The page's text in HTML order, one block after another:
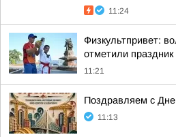
11:24
Физкультпривет:
отметили праздник
11:21
Поздравляем с
11:13